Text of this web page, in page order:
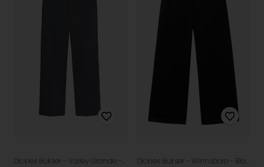
Dickies Bukser - Valley Grande - Charcoal Grey Dickies Bukser - Winnsboro - Black